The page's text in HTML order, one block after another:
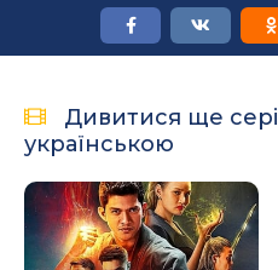
Дивитися ще
українською